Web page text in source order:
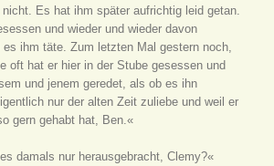
Es hat ihm später aufrichtig leid getan.
und wieder und wieder davon
ihm täte. Zum letzten Mal gestern noch,
oft hat er hier in der Stube gesessen und
und jenem geredet, als ob es ihn
nur der alten Zeit zuliebe und weil er
gern gehabt hat, Ben.«
damals nur herausgebracht, Clemy?«